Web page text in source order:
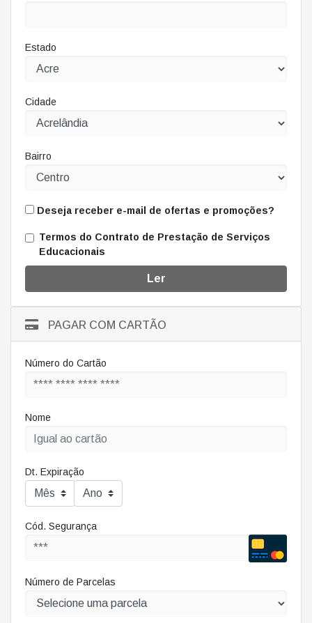
Estado
Cidade
Bairro
Deseja receber e-mail de ofertas e promoções?
Termos do Contrato de Prestação de Serviços
Educacionais
Ler
PAGAR COM CARTÃO
Número do Cartão
Nome
Dt. Expiração
Cód. Segurança
Número de Parcelas